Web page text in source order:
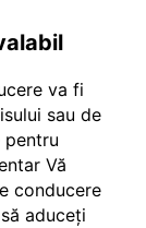
va fi
sau de
pentru
Vă
conducere
aduceți